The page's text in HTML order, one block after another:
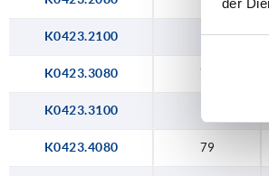
der
K0423.2100 99
K0423.3080 79
K0423.3100
K0423.4080 79